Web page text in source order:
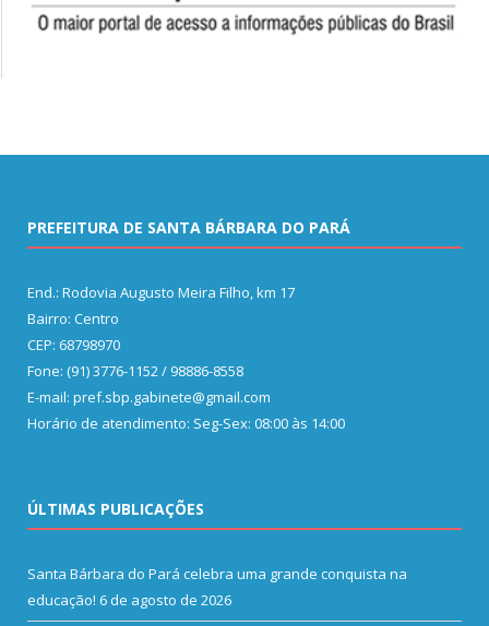
PREFEITURA DE SANTA BÁRBARA DO PARÁ
End.: Rodovia Augusto Meira Filho, km 17
Bairro: Centro
CEP: 68798970
Fone: (91) 3776-1152 / 98886-8558
E-mail: pref.sbp.gabinete@gmail.com
Horário de atendimento: Seg-Sex: 08:00 às 14:00
ÚLTIMAS PUBLICAÇÕES
Santa Bárbara do Pará celebra uma grande conquista na
educação! 6 de agosto de 2026